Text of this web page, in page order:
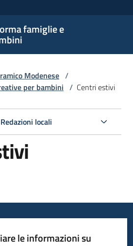
famiglie e
Modenese /
per bambini / Centri estivi
locali
le informazioni su